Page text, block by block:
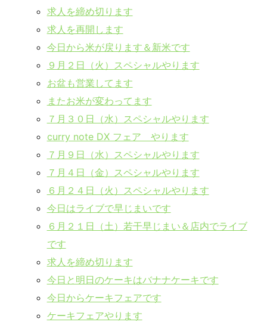
求人を締め切ります
求人を再開します
今日から米が戻ります＆新米です
９月２日（火）スペシャルやります
お盆も営業してます
またお米が変わってます
７月３０日（水）スペシャルやります
curry note DX フェア やります
７月９日（水）スペシャルやります
７月４日（金）スペシャルやります
６月２４日（火）スペシャルやります
今日はライブで早じまいです
６月２１日（土）若干早じまい＆店内でライブ
です
求人を締め切ります
今日と明日のケーキはバナナケーキです
今日からケーキフェアです
ケーキフェアやります